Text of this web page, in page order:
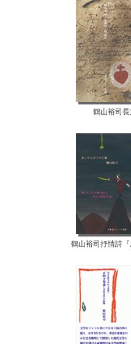
鶴山裕司長
鶴山裕司抒情詩『